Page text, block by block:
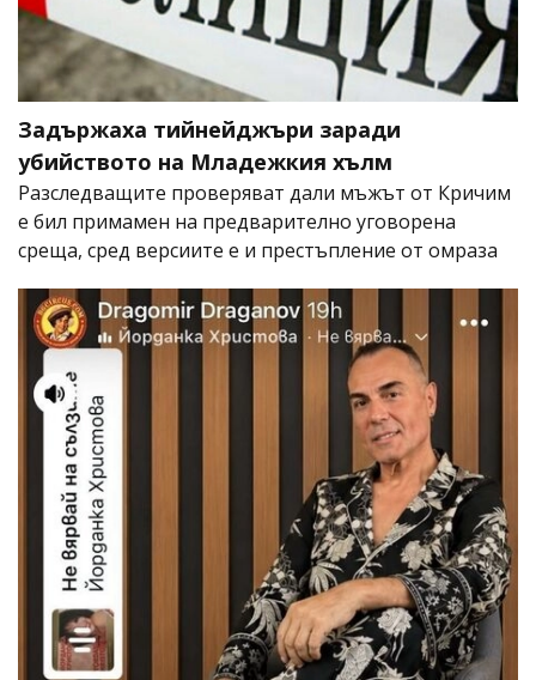
Задържаха тийнейджъри заради
убийството на Младежкия хълм
Разследващите проверяват дали мъжът от Кричим
е бил примамен на предварително уговорена
среща, сред версиите е и престъпление от омраза